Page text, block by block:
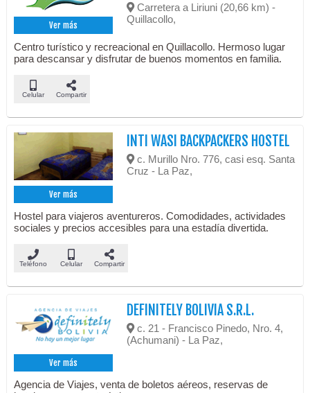
Ver más
Carretera a Liriuni (20,66 km) -
Quillacollo,
Centro turístico y recreacional en Quillacollo. Hermoso lugar
para descansar y disfrutar de buenos momentos en familia.
Celular Compartir
Ver más
INTI WASI BACKPACKERS HOSTEL
c. Murillo Nro. 776, casi esq. Santa
Cruz - La Paz,
Hostel para viajeros aventureros. Comodidades, actividades
sociales y precios accesibles para una estadía divertida.
Teléfono Celular Compartir
Ver más
DEFINITELY BOLIVIA S.R.L.
c. 21 - Francisco Pinedo, Nro. 4,
(Achumani) - La Paz,
Agencia de Viajes, venta de boletos aéreos, reservas de